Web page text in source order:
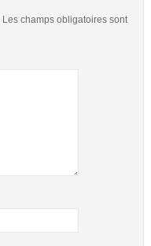
Les champs obligatoires sont